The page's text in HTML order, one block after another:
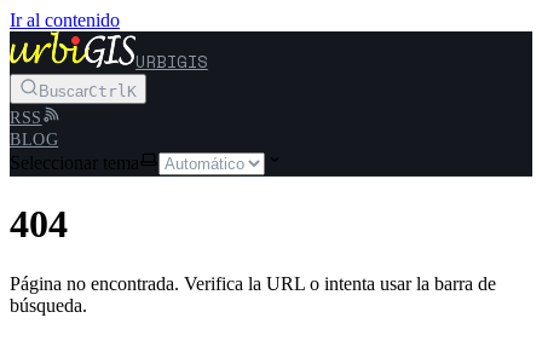
Ir al contenido
URBIGIS
BuscarCtrlK
RSS
BLOG
Seleccionar tema
404
Página no encontrada. Verifica la URL o intenta usar la barra de
búsqueda.